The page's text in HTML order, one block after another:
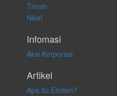
Timah
Nikel
Infomasi
Aksi Korporasi
Artikel
Apa itu Emiten?